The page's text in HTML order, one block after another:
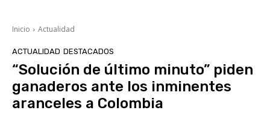
Inicio Actualidad
ACTUALIDAD DESTACADOS
“Solución de último minuto” piden
ganaderos ante los inminentes
aranceles a Colombia